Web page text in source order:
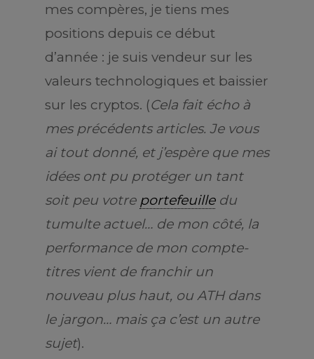
mes compères, je tiens mes
positions depuis ce début
d’année : je suis vendeur sur les
valeurs technologiques et baissier
sur les cryptos. (Cela fait écho à
mes précédents articles. Je vous
ai tout donné, et j’espère que mes
idées ont pu protéger un tant
soit peu votre portefeuilledu
tumulte actuel… de mon côté, la
performance de mon compte-
titres vient de franchir un
nouveau plus haut, ou ATH dans
le jargon… mais ça c’est un autre
sujet).